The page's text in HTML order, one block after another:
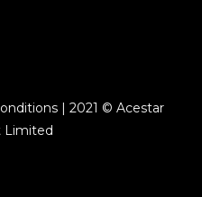
| 2021 © Acestar
Limited